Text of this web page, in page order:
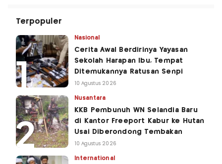
Terpopuler
Nasional
Cerita Awal Berdirinya Yayasan
Sekolah Harapan Ibu, Tempat
Ditemukannya Ratusan Senpi
10 Agustus 2026
Nusantara
KKB Pembunuh WN Selandia Baru
di Kantor Freeport Kabur ke Hutan
Usai Diberondong Tembakan
10 Agustus 2026
International